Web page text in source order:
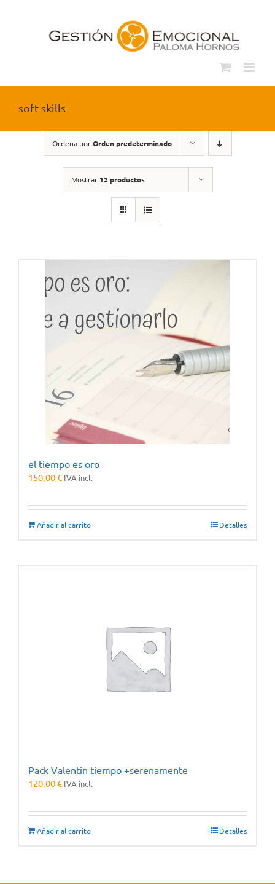
soft skills
Ordena porOrden predeterminado
Mostrar 12 productos
el tiempo es oro
150,00€ IVA incl.
Añadir al carrito Detalles
Pack Valentin tiempo +serenamente
120,00€ IVA incl.
Añadir al carrito Detalles